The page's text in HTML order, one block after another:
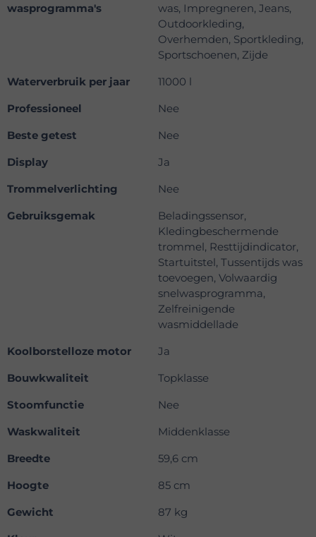
wasprogramma's
was, Impregneren, Jeans,
Outdoorkleding,
Overhemden, Sportkleding,
Sportschoenen, Zijde
Waterverbruik per jaar
11000 l
Professioneel
Nee
Beste getest
Nee
Display
Ja
Trommelverlichting
Nee
Gebruiksgemak
Beladingssensor,
Kledingbeschermende
trommel, Resttijdindicator,
Startuitstel, Tussentijds was
toevoegen, Volwaardig
snelwasprogramma,
Zelfreinigende
wasmiddellade
Koolborstelloze motor
Ja
Bouwkwaliteit
Topklasse
Stoomfunctie
Nee
Waskwaliteit
Middenklasse
Breedte
59,6 cm
Hoogte
85 cm
Gewicht
87 kg